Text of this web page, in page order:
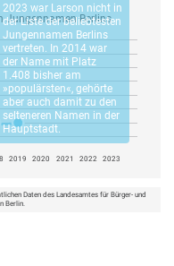
Jungennamen Berlins
2023 war Larson nicht in
der Liste der beliebtesten
Jungennamen Berlins
vertreten. In 2014 war
der Name mit Platz
1.408 bisher am
»populärsten«, gehörte
aber auch damit zu den
selteneren Namen in der
Hauptstadt.
2019 2020 2021 2022 2023
Daten des Landesamtes für Bürger- und
Berlin.